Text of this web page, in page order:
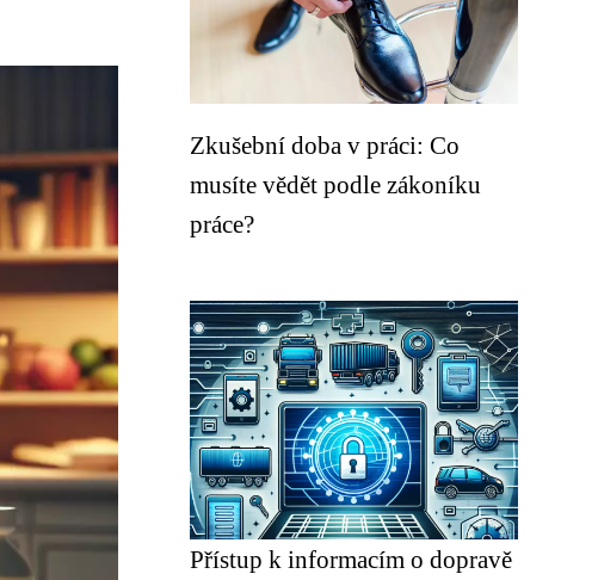
Zkušební doba v práci: Co
musíte vědět podle zákoníku
práce?
Přístup k informacím o dopravě